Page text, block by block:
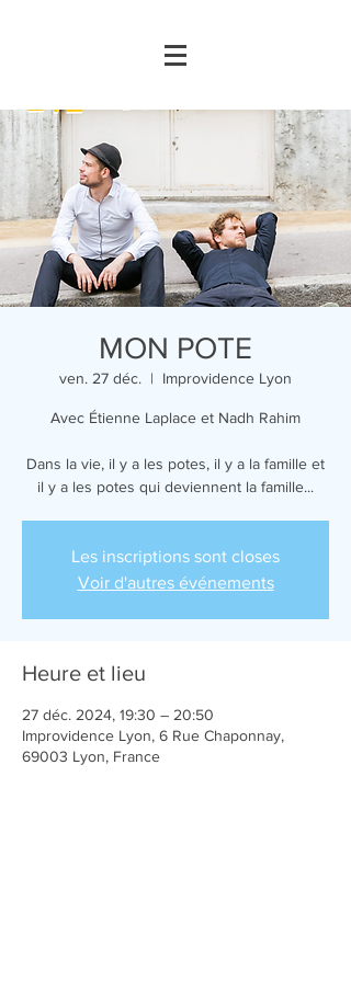
MON POTE
ven. 27 déc.
  |
Improvidence Lyon
Avec Étienne Laplace et Nadh Rahim
Dans la vie, il y a les potes, il y a la famille et
il y a les potes qui deviennent la famille...
Les inscriptions sont closes
Voir d'autres événements
Heure et lieu
27 déc. 2024, 19:30 – 20:50
Improvidence Lyon, 6 Rue Chaponnay,
69003 Lyon, France